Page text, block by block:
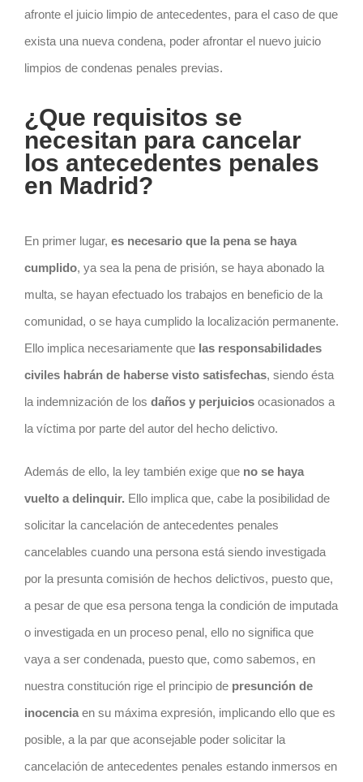
afronte el juicio limpio de antecedentes, para el caso de que
exista una nueva condena, poder afrontar el nuevo juicio
limpios de condenas penales previas.
¿Que requisitos se
necesitan para cancelar
los antecedentes penales
en Madrid?
En primer lugar, es necesario que la pena se haya
cumplido, ya sea la pena de prisión, se haya abonado la
multa, se hayan efectuado los trabajos en beneficio de la
comunidad, o se haya cumplido la localización permanente.
Ello implica necesariamente que las responsabilidades
civiles habrán de haberse visto satisfechas, siendo ésta
la indemnización de los daños y perjuiciosocasionados a
la víctima por parte del autor del hecho delictivo.
Además de ello, la ley también exige que no se haya
vuelto a delinquir. Ello implica que, cabe la posibilidad de
solicitar la cancelación de antecedentes penales
cancelables cuando una persona está siendo investigada
por la presunta comisión de hechos delictivos, puesto que,
a pesar de que esa persona tenga la condición de imputada
o investigada en un proceso penal, ello no significa que
vaya a ser condenada, puesto que, como sabemos, en
nuestra constitución rige el principio de presunción de
inocenciaen su máxima expresión, implicando ello que es
posible, a la par que aconsejable poder solicitar la
cancelación de antecedentes penales estando inmersos en